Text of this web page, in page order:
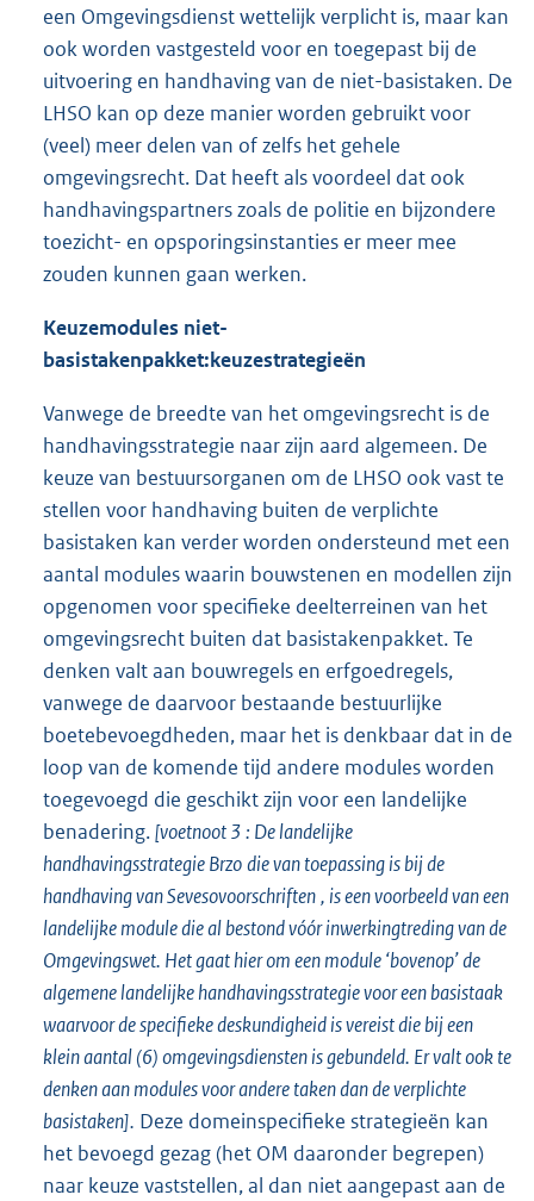
een Omgevingsdienst wettelijk verplicht is, maar kan
ook worden vastgesteld voor en toegepast bij de
uitvoering en handhaving van de niet-basistaken. De
LHSO kan op deze manier worden gebruikt voor
(veel) meer delen van of zelfs het gehele
omgevingsrecht. Dat heeft als voordeel dat ook
handhavingspartners zoals de politie en bijzondere
toezicht- en opsporingsinstanties er meer mee
zouden kunnen gaan werken.
Keuzemodules niet-
basistakenpakket:keuzestrategieën
Vanwege de breedte van het omgevingsrecht is de
handhavingsstrategie naar zijn aard algemeen. De
keuze van bestuursorganen om de LHSO ook vast te
stellen voor handhaving buiten de verplichte
basistaken kan verder worden ondersteund met een
aantal modules waarin bouwstenen en modellen zijn
opgenomen voor specifieke deelterreinen van het
omgevingsrecht buiten dat basistakenpakket. Te
denken valt aan bouwregels en erfgoedregels,
vanwege de daarvoor bestaande bestuurlijke
boetebevoegdheden, maar het is denkbaar dat in de
loop van de komende tijd andere modules worden
toegevoegd die geschikt zijn voor een landelijke
benadering.[voetnoot3: De landelijke
handhavingsstrategieBrzodie van toepassing is bij de
handhaving vanSeveso­voorschriften, is een voorbeeld van een
landelijke module die al bestond vóór inwerkingtreding van de
Omgevingswet. Het gaat hier om een module ‘bovenop’ de
algemene landelijke handhavingsstrategie voor een basistaak
waarvoor de specifieke deskundigheid is vereist die bij een
klein aantal (6) omgevingsdiensten is gebundeld. Er valt ook te
denken aan modules voor andere taken dan de verplichte
basistaken]. Deze domeinspecifieke strategieën kan
het bevoegd gezag (het OM daaronder begrepen)
naar keuze vaststellen, al dan niet aangepast aan de